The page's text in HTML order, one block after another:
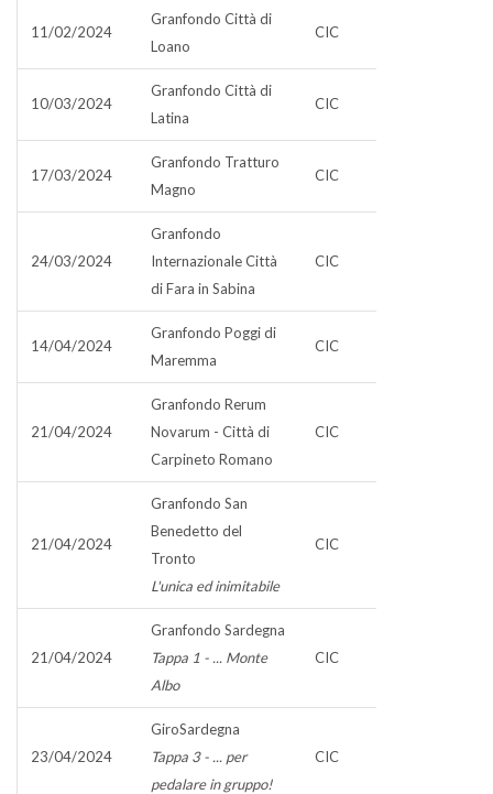
11/02/2024
Granfondo Città di
Loano
CIC
10/03/2024
Granfondo Città di
Latina
CIC
17/03/2024
Granfondo Tratturo
Magno
CIC
24/03/2024
Granfondo
Internazionale Città
di Fara in Sabina
CIC
14/04/2024
Granfondo Poggi di
Maremma
CIC
21/04/2024
Granfondo Rerum
Novarum - Città di
Carpineto Romano
CIC
21/04/2024
Granfondo San
Benedetto del
Tronto
L'unica ed inimitabile
CIC
21/04/2024
Granfondo Sardegna
Tappa 1 - ... Monte
Albo
CIC
23/04/2024
GiroSardegna
Tappa 3 - ... per
pedalare in gruppo!
CIC